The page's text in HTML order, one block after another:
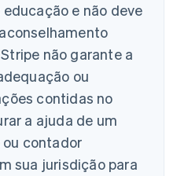
e não deve
não garante a
ou
contidas no
a ajuda de um
contador
sua jurisdição para
English